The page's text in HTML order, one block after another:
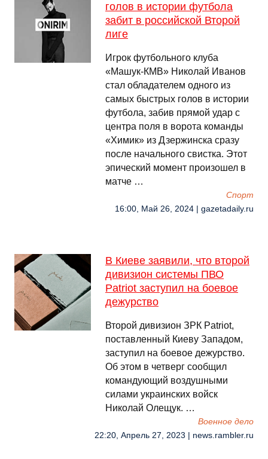
голов в истории футбола
забит в российской Второй
лиге
Игрок футбольного клуба
«Машук-КМВ» Николай Иванов
стал обладателем одного из
самых быстрых голов в истории
футбола, забив прямой удар с
центра поля в ворота команды
«Химик» из Дзержинска сразу
после начального свистка. Этот
эпический момент произошел в
матче …
Спорт
16:00, Май 26, 2024 | gazetadaily.ru
В Киеве заявили, что второй
дивизион системы ПВО
Patriot заступил на боевое
дежурство
Второй дивизион ЗРК Patriot,
поставленный Киеву Западом,
заступил на боевое дежурство.
Об этом в четверг сообщил
командующий воздушными
силами украинских войск
Николай Олещук. …
Военное дело
22:20, Апрель 27, 2023 | news.rambler.ru